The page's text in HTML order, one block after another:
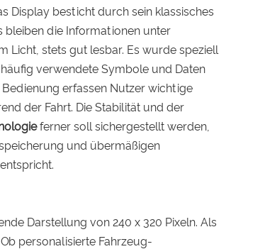
Display besticht durch sein klassisches
bleiben die Informationen unter
Licht, stets gut lesbar. Es wurde speziell
verwendete Symbole und Daten
erfassen Nutzer wichtige
der Fahrt. Die Stabilität und der
ferner soll sichergestellt werden,
und übermäßigen
Darstellung von 240 x 320 Pixeln. Als
personalisierte Fahrzeug-